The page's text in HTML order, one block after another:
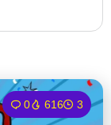
0 616 3